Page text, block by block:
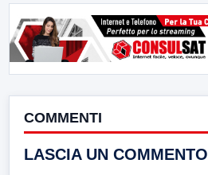
COMMENTI
LASCIA UN COMMENTO